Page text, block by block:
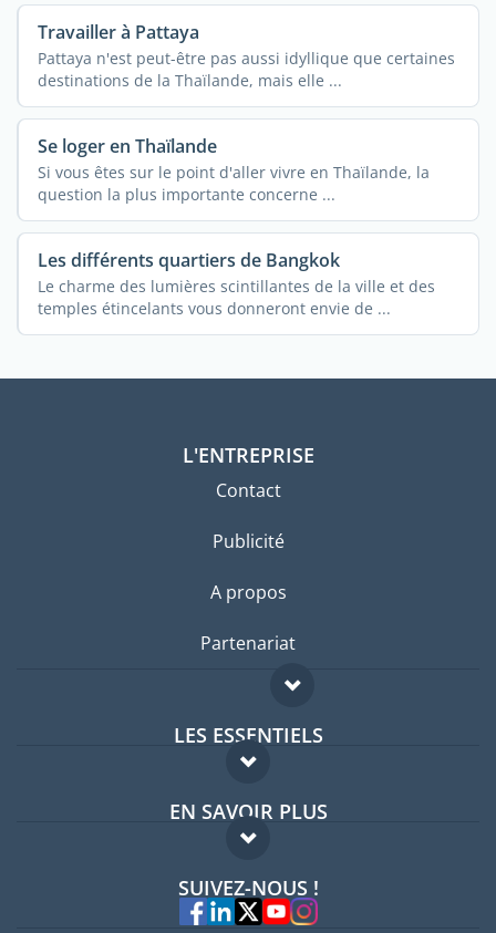
Travailler à Pattaya
Pattaya n'est peut-être pas aussi idyllique que certaines
destinations de la Thaïlande, mais elle ...
Se loger en Thaïlande
Si vous êtes sur le point d'aller vivre en Thaïlande, la
question la plus importante concerne ...
Les différents quartiers de Bangkok
Le charme des lumières scintillantes de la ville et des
temples étincelants vous donneront envie de ...
L'ENTREPRISE
Contact
Publicité
A propos
Partenariat
LES ESSENTIELS
Forum expatriés
Guides pays
EN SAVOIR PLUS
FAQ
Experts
SUIVEZ-NOUS !